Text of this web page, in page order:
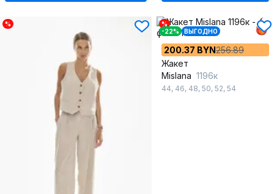
%
%
-22%
ВЫГОДНО
200.37 BYN256.89
Жакет
Mislana 1196к
44, 46, 48, 50, 52, 54